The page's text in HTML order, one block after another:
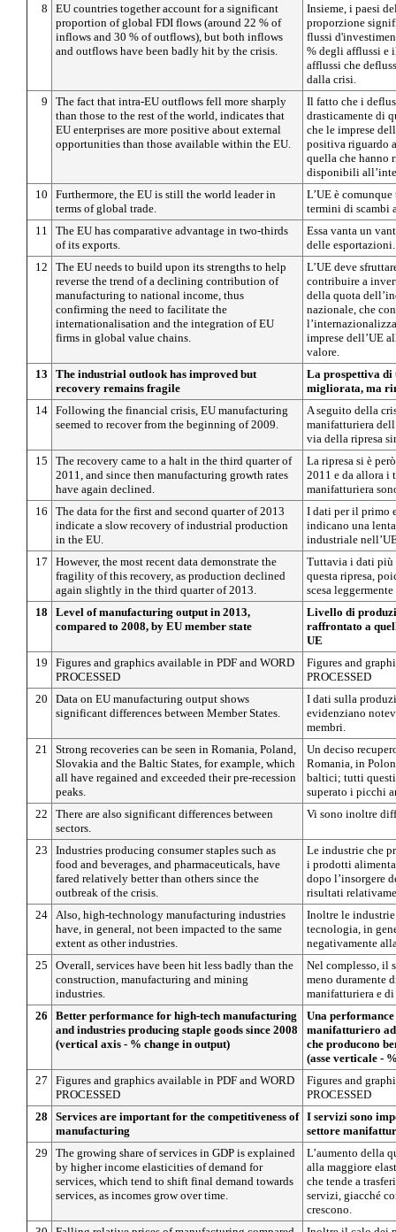
8
EU countries together account for a significant
proportion of global FDI flows (around 22 % of
inflows and 30 % of outflows), but both inflows
and outflows have been badly hit by the crisis.
Insieme, i paesi
proporzione
flussi
% degli afflussi e
afflussi che
dalla crisi.
9
The fact that intra-EU outflows fell more sharply
than those to the rest of the world, indicates that
EU enterprises are more positive about external
opportunities than those available within the EU.
Il fatto che i
drasticamente di
che le imprese
positiva riguardo
quella che hanno
disponibili
10
Furthermore, the EU is still the world leader in
terms of global trade.
L’UE è
termini di scambi
11
The EU has comparative advantage in two-thirds
of its exports.
Essa vanta un
delle esportazioni.
12
The EU needs to build upon its strengths to help
reverse the trend of a declining contribution of
manufacturing to national income, thus
confirming the need to facilitate the
internationalisation and the integration of EU
firms in global value chains.
L’UE deve
contribuire a
della quota
nazionale, che
imprese dell’UE
valore.
13
The industrial outlook has improved but
recovery remains fragile
La prospettiva di
migliorata, ma
14 Following the financial crisis, EU manufacturing
seemed to recover from the beginning of 2009.
A seguito della
manifatturiera
via della ripresa
15
The recovery came to a halt in the third quarter of
2011, and since then manufacturing growth rates
have again declined.
La ripresa si è
2011 e da allora i
manifatturiera
16
The data for the first and second quarter of 2013
indicate a slow recovery of industrial production
in the EU.
I dati per il primo
indicano una
industriale
17
However, the most recent data demonstrate the
fragility of this recovery, as production declined
again slightly in the third quarter of 2013.
Tuttavia i dati più
questa ripresa,
scesa
18
Level of manufacturing output in 2013,
compared to 2008, by EU member state
Livello di
raffrontato a
UE
19
Figures and graphics available in PDF and WORD
PROCESSED
Figures and
PROCESSED
20
Data on EU manufacturing output shows
significant differences between Member States.
I dati sulla
evidenziano
membri.
21
Strong recoveries can be seen in Romania, Poland,
Slovakia and the Baltic States, for example, which
all have regained and exceeded their pre-recession
peaks.
Un deciso
Romania, in
baltici; tutti questi
superato i picchi
22
There are also significant differences between
sectors.
Vi sono inoltre
23
Industries producing consumer staples such as
food and beverages, and pharmaceuticals, have
fared relatively better than others since the
outbreak of the crisis.
Le industrie che
i prodotti
dopo l’insorgere
risultati
24
Also, high-technology manufacturing industries
have, in general, not been impacted to the same
extent as other industries.
Inoltre le
tecnologia, in
negativamente
25
Overall, services have been hit less badly than the
construction, manufacturing and mining
industries.
Nel complesso, il
meno duramente
manifatturiera e
26
Better performance for high-tech manufacturing
and industries producing staple goods since 2008
(vertical axis - % change in output)
Una
manifatturiero
che producono
(asse verticale -
27
Figures and graphics available in PDF and WORD
PROCESSED
Figures and
PROCESSED
28
Services are important for the competitiveness of
manufacturing
I servizi sono
settore
29
The growing share of services in GDP is explained
by higher income elasticities of demand for
services, which tend to shift final demand towards
services, as incomes grow over time.
L’aumento della
alla maggiore
che tende a
servizi, giacché
crescono.